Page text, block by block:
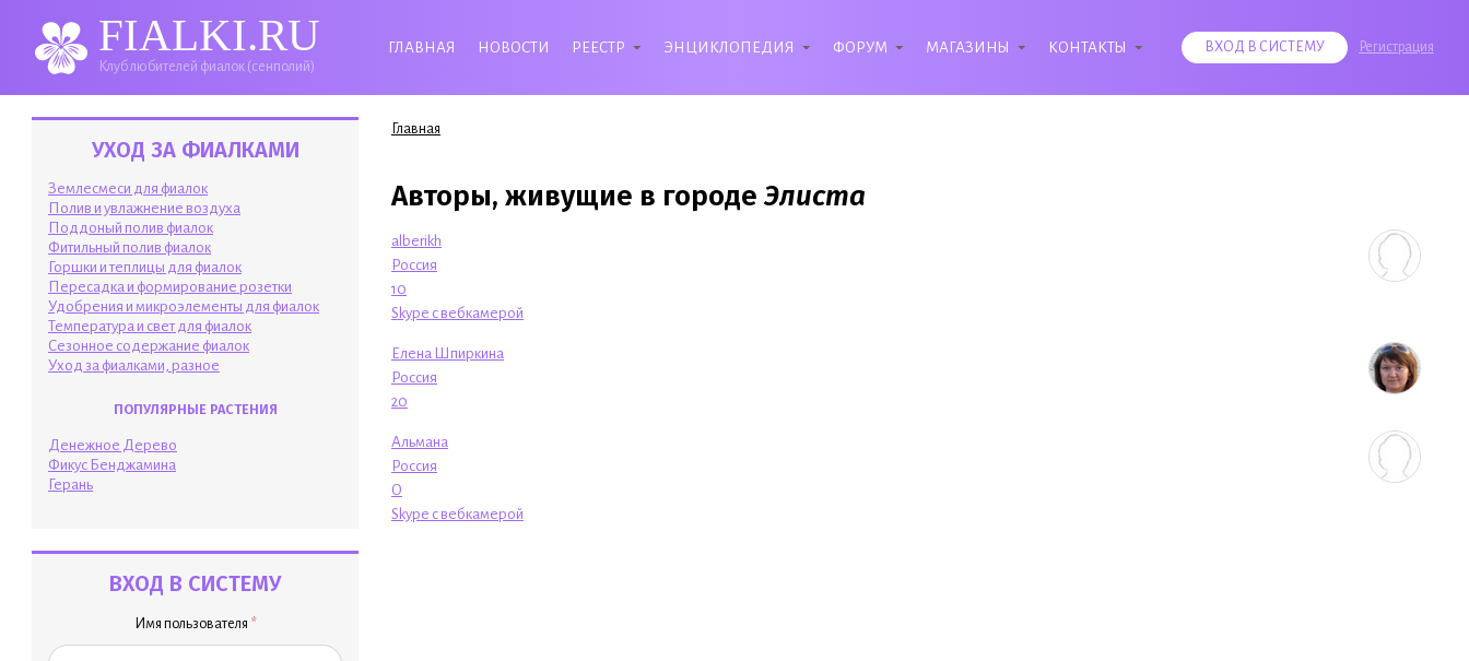
FIALKI.RU
Клуб любителей фиалок (сенполий)
ГЛАВНАЯ НОВОСТИ РЕЕСТР ЭНЦИКЛОПЕДИЯ ФОРУМ МАГАЗИНЫ КОНТАКТЫ ВХОД В СИСТЕМУ Регистрация
УХОД ЗА ФИАЛКАМИ
Землесмеси для фиалок
Полив и увлажнение воздуха
Поддоный полив фиалок
Фитильный полив фиалок
Горшки и теплицы для фиалок
Пересадка и формирование розетки
Удобрения и микроэлементы для фиалок
Температура и свет для фиалок
Сезонное содержание фиалок
Уход за фиалками, разное
ПОПУЛЯРНЫЕ РАСТЕНИЯ
Денежное Дерево
Фикус Бенджамина
Герань
ВХОД В СИСТЕМУ
Имя пользователя *
Вы здесь
Главная
Авторы, живущие в городе Элиста
alberikh
Россия
10
Skype с вебкамерой
Елена Шпиркина
Россия
20
Альмана
Россия
O
Skype с вебкамерой